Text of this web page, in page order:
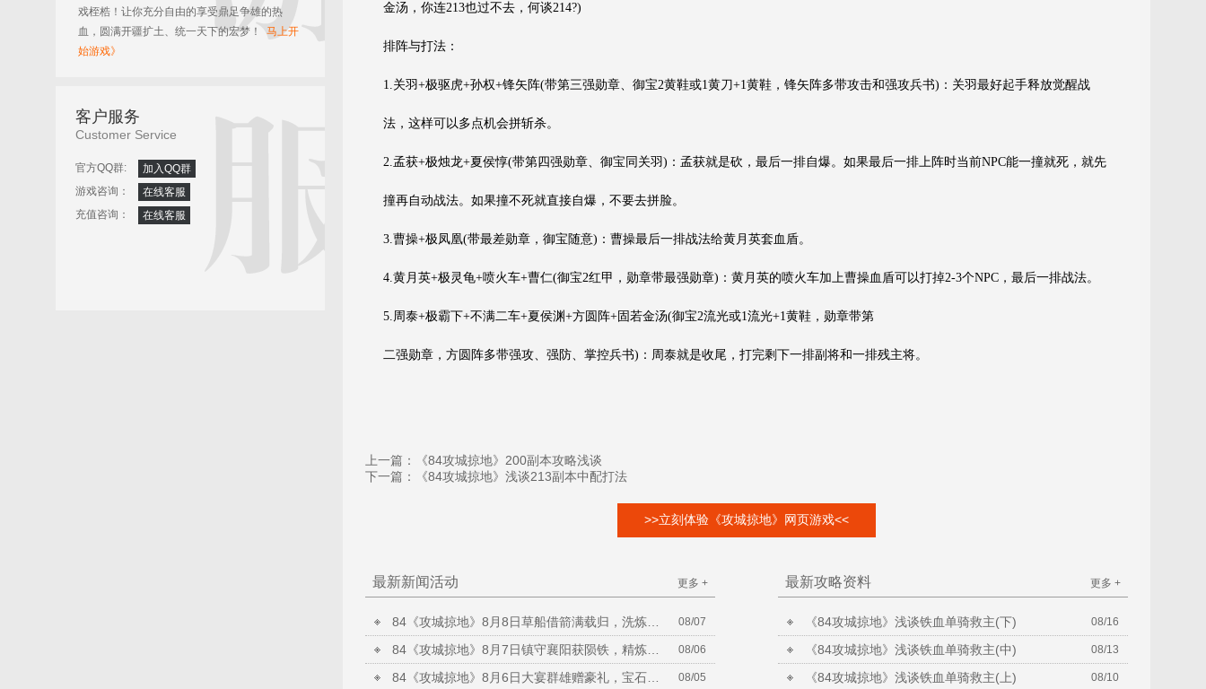
戏桎梏！让你充分自由的享受鼎足争雄的热
血，圆满开疆扩土、统一天下的宏梦！ 马上开
始游戏》
客户服务
Customer Service
官方QQ群:
加入QQ群
游戏咨询：
在线客服
充值咨询：
在线客服
金汤，你连213也过不去，何谈214?)
排阵与打法：
1.关羽+极驱虎+孙权+锋矢阵(带第三强勋章、御宝2黄鞋或1黄刀+1黄鞋，锋矢阵多带攻击和强攻兵书)：关羽最好起手释放觉醒战
法，这样可以多点机会拼斩杀。
2.孟获+极烛龙+夏侯惇(带第四强勋章、御宝同关羽)：孟获就是砍，最后一排自爆。如果最后一排上阵时当前NPC能一撞就死，就先
撞再自动战法。如果撞不死就直接自爆，不要去拼脸。
3.曹操+极凤凰(带最差勋章，御宝随意)：曹操最后一排战法给黄月英套血盾。
4.黄月英+极灵龟+喷火车+曹仁(御宝2红甲，勋章带最强勋章)：黄月英的喷火车加上曹操血盾可以打掉2-3个NPC，最后一排战法。
5.周泰+极霸下+不满二车+夏侯渊+方圆阵+固若金汤(御宝2流光或1流光+1黄鞋，勋章带第
二强勋章，方圆阵多带强攻、强防、掌控兵书)：周泰就是收尾，打完剩下一排副将和一排残主将。
上一篇：
《84攻城掠地》200副本攻略浅谈
下一篇：
《84攻城掠地》浅谈213副本中配打法
>>立刻体验《攻城掠地》网页游戏<<
更多 +
最新新闻活动
08/07
08/06
08/05
更多 +
最新攻略资料
08/16
《84攻城掠地》浅谈铁血单骑救主(下)
08/13
《84攻城掠地》浅谈铁血单骑救主(中)
08/10
《84攻城掠地》浅谈铁血单骑救主(上)